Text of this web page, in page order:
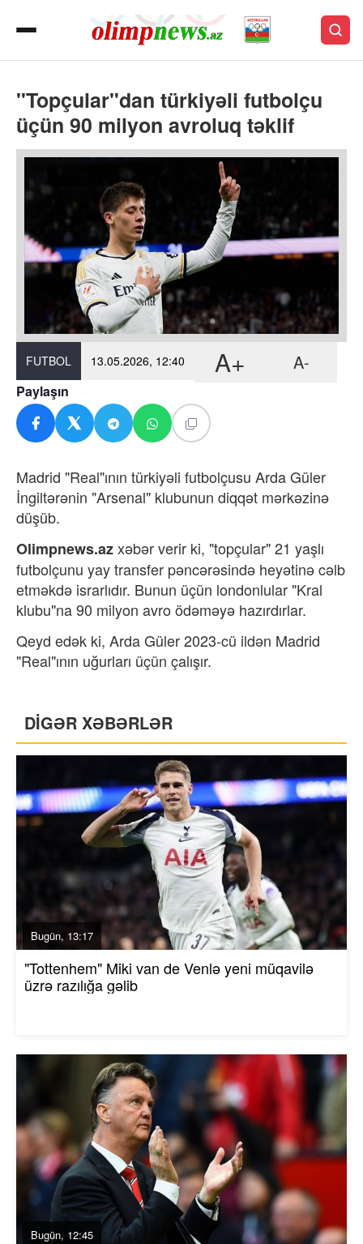
"Topçular"dan türkiyəli futbolçu
üçün 90 milyon avroluq təklif
FUTBOL 13.05.2026, 12:40 A+ A-
Paylaşın
Madrid "Real"ının türkiyəli futbolçusu Arda Güler
İngiltərənin "Arsenal" klubunun diqqət mərkəzinə
düşüb.
Olimpnews.azxəbər verir ki, "topçular" 21 yaşlı
futbolçunu yay transfer pəncərəsində heyətinə cəlb
etməkdə israrlıdır. Bunun üçün londonlular "Kral
klubu"na90 milyon avro ödəməyə hazırdırlar.
Qeyd edək ki, Arda Güler 2023-cü ildən Madrid
"Real"ının uğurları üçün çalışır.
DİGƏR XƏBƏRLƏR
Bugün, 13:17
"Tottenhem" Miki van de Venlə yeni müqavilə
üzrə razılığa gəlib
Bugün, 12:45